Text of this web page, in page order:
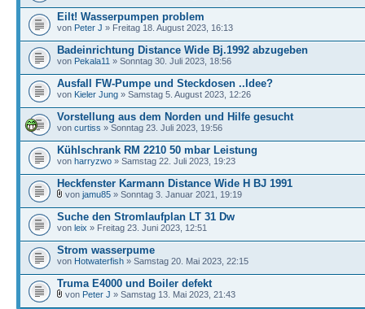
Eilt! Wasserpumpen problem
von Peter J » Freitag 18. August 2023, 16:13
Badeinrichtung Distance Wide Bj.1992 abzugeben
von Pekala11 » Sonntag 30. Juli 2023, 18:56
Ausfall FW-Pumpe und Steckdosen ..Idee?
von Kieler Jung » Samstag 5. August 2023, 12:26
Vorstellung aus dem Norden und Hilfe gesucht
von curtiss » Sonntag 23. Juli 2023, 19:56
Kühlschrank RM 2210 50 mbar Leistung
von harryzwo » Samstag 22. Juli 2023, 19:23
Heckfenster Karmann Distance Wide H BJ 1991
von jamu85 » Sonntag 3. Januar 2021, 19:19
Suche den Stromlaufplan LT 31 Dw
von leix » Freitag 23. Juni 2023, 12:51
Strom wasserpume
von Hotwaterfish » Samstag 20. Mai 2023, 22:15
Truma E4000 und Boiler defekt
von Peter J » Samstag 13. Mai 2023, 21:43